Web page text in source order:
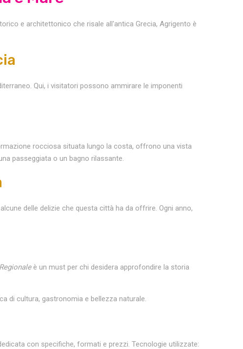
e architettonico che risale all'antica Grecia, Agrigento è
Qui, i visitatori possono ammirare le imponenti
rocciosa situata lungo la costa, offrono una vista
passeggiata o un bagno rilassante.
delle delizie che questa città ha da offrire. Ogni anno,
è un must per chi desidera approfondire la storia
di cultura, gastronomia e bellezza naturale.
con specifiche, formati e prezzi. Tecnologie utilizzate: